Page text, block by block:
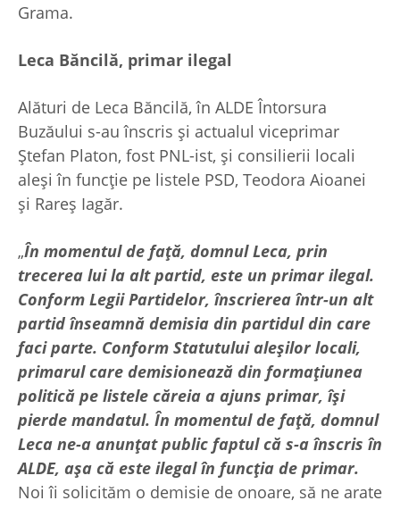
Grama.
Leca Băncilă, primar ilegal
Alături de Leca Băncilă, în ALDE Întorsura
Buzăului s-au înscris şi actualul viceprimar
Ştefan Platon, fost PNL-ist, şi consilierii locali
aleşi în funcţie pe listele PSD, Teodora Aioanei
şi Rareş Iagăr.
„În momentul de faţă, domnul Leca, prin
trecerea lui la alt partid, este un primar ilegal.
Conform Legii Partidelor, înscrierea într-un alt
partid înseamnă demisia din partidul din care
faci parte. Conform Statutului aleşilor locali,
primarul care demisionează din formaţiunea
politică pe listele căreia a ajuns primar, îşi
pierde mandatul. În momentul de faţă, domnul
Leca ne-a anunţat public faptul că s-a înscris în
ALDE, aşa că este ilegal în funcţia de primar.
Noi îi solicităm o demisie de onoare, să ne arate